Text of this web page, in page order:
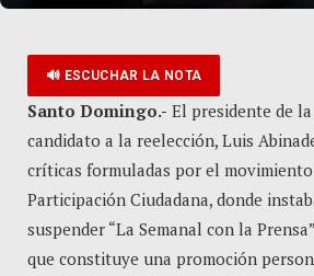
🔊 ESCUCHAR LA NOTA
Santo Domingo.- El presidente de
candidato a la reelección, Luis
críticas formuladas por el
Participación Ciudadana, donde
suspender “La Semanal con la
que constituye una promoción